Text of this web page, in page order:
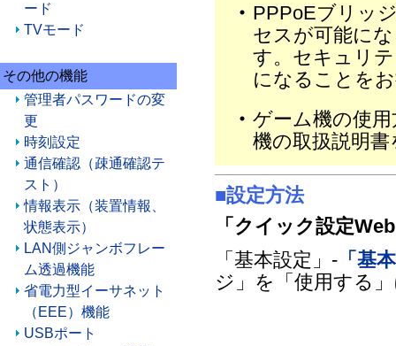
ード
TVモード
その他の機能
管理者パスワードの変
更
時刻設定
通信確認（疎通確認テ
スト）
情報表示（装置情報、
状態表示）
LAN側ジャンボフレー
ム透過機能
省電力型イーサネット
（EEE）機能
USBポート
PPPoEブリッ
セスが可能に
す。セキュリ
になることを
ゲーム機の使
機の取扱説明
■設定方法
「クイック設定
「基本設定」- 「基
ジ」を「使用する